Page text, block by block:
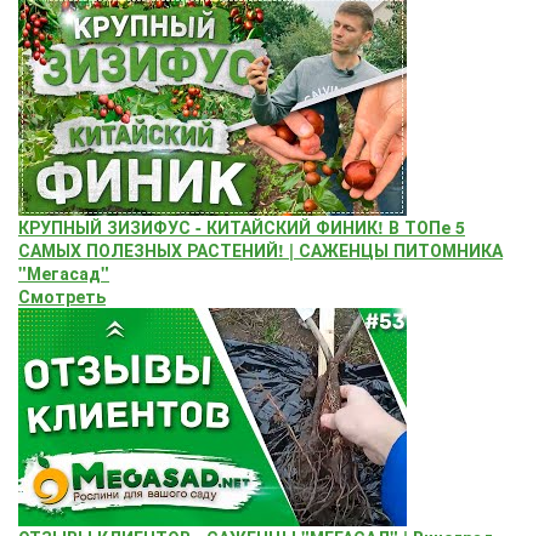
КРУПНЫЙ ЗИЗИФУС - КИТАЙСКИЙ ФИНИК! В ТОПе 5
САМЫХ ПОЛЕЗНЫХ РАСТЕНИЙ! | САЖЕНЦЫ ПИТОМНИКА
"Мегасад"
Смотреть